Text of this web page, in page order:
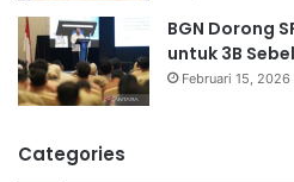
BGN Dorong
untuk 3B
Februari 15, 2026
Categories